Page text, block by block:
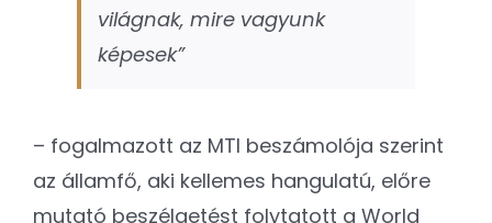
világnak, mire vagyunk
képesek”
– fogalmazott az MTI beszámolója szerint
az államfő, aki kellemes hangulatú, előre
mutató beszélgetést folytatott a World